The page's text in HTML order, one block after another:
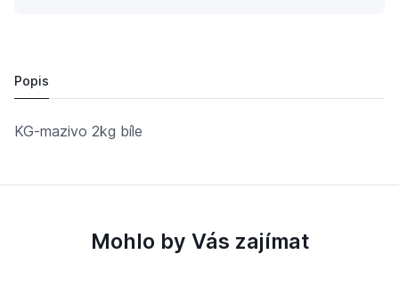
Popis
KG-mazivo 2kg bíle
Mohlo by Vás zajímat